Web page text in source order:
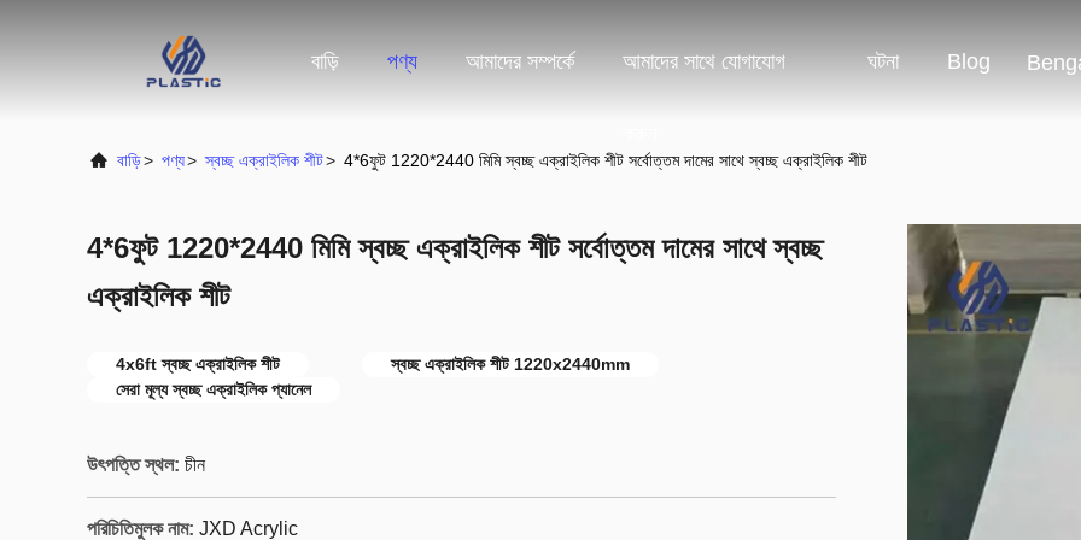
বাড়ি পণ্য আমাদের সম্পর্কে আমাদের সাথে যোগাযোগ ঘটনা Blog
বাড়ি> পণ্য> স্বচ্ছ এক্রাইলিক শীট> 4*6ফুট 1220*2440 মিমি স্বচ্ছ এক্রাইলিক শীট সর্বোত্তম দামের সাথে স্বচ্ছ এক্রাইলিক শীট
4*6ফুট 1220*2440 মিমি স্বচ্ছ এক্রাইলিক শীট সর্বোত্তম দামের সাথে স্বচ্ছ
এক্রাইলিক শীট
4x6ft স্বচ্ছ এক্রাইলিক শীট
স্বচ্ছ এক্রাইলিক শীট 1220x2440mm
সেরা মূল্য স্বচ্ছ এক্রাইলিক প্যানেল
উৎপত্তি স্থল: চীন
পরিচিতিমুলক নাম: JXD Acrylic